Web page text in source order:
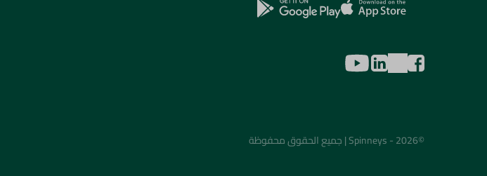
©2026 - Spinneys | جميع الحقوق محفوظة